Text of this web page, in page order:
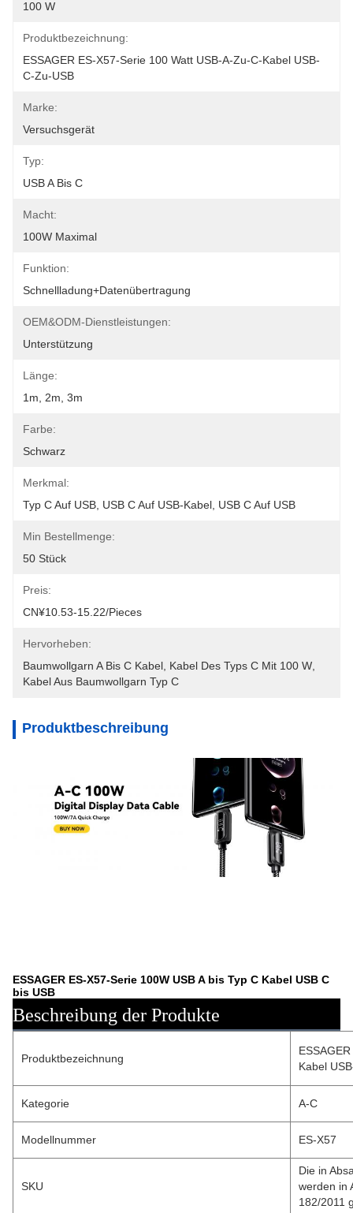
100 W
Produktbezeichnung:
ESSAGER ES-X57-Serie 100 Watt USB-A-Zu-C-Kabel USB-
C-Zu-USB
Marke:
Versuchsgerät
Typ:
USB A Bis C
Macht:
100W Maximal
Funktion:
Schnellladung+Datenübertragung
OEM&ODM-Dienstleistungen:
Unterstützung
Länge:
1m, 2m, 3m
Farbe:
Schwarz
Merkmal:
Typ C Auf USB, USB C Auf USB-Kabel, USB C Auf USB
Min Bestellmenge:
50 Stück
Preis:
CN¥10.53-15.22/pieces
Hervorheben:
Baumwollgarn A Bis C Kabel Kabel Des Typs C Mit 100 W
Kabel Aus Baumwollgarn Typ C
Produktbeschreibung
ESSAGER ES-X57-Serie 100W USB A bis Typ C Kabel USB C
bis USB
Beschreibung der Produkte
Produktbezeichnung
Kabel
Kategorie A-C
Modellnummer ES-X57
SKU
Die in
werden in
182/2011